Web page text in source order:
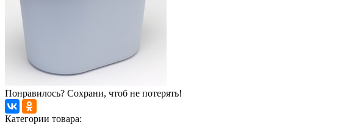
Понравилось? Сохрани, чтоб не потерять!
Категории товара: